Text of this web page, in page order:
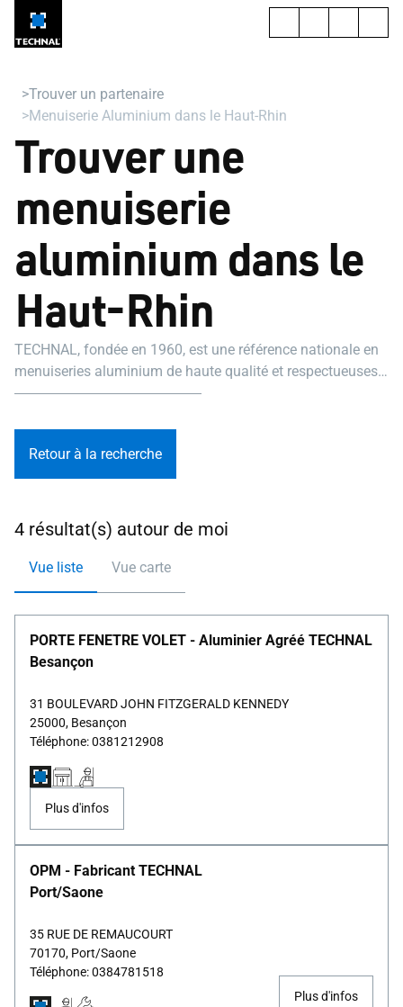
Trouver un partenaire
Menuiserie Aluminium dans le Haut-Rhin
Trouver une
menuiserie
aluminium dans le
Haut-Rhin
TECHNAL, fondée en 1960, est une référence nationale en
menuiseries aluminium de haute qualité et respectueuses
de l’environnement.
Retour à la recherche
4 résultat(s) autour de moi
Vue liste Vue carte
PORTE FENETRE VOLET - Aluminier Agréé TECHNAL
Besançon
31 BOULEVARD JOHN FITZGERALD KENNEDY
25000, Besançon
Téléphone: 0381212908
Plus d'infos
OPM - Fabricant TECHNAL
Port/saone
35 RUE DE REMAUCOURT
70170, Port/saone
Téléphone: 0384781518
Plus d'infos